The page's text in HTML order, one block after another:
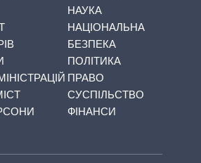
НАУКА
НАЦІОНАЛЬНА
БЕЗПЕКА
ПОЛІТИКА
ПРАВО
СУСПІЛЬСТВО
ФІНАНСИ